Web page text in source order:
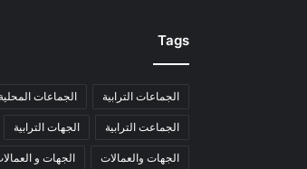
Tags
الجماعات الترابية الجماعات
الجماعت الترابية الجهات الترابية
الجهات والعمالات الجهات و